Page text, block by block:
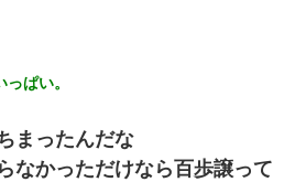
直ガチで嬉しい
逃げてきた。どう扱ったらいいのかわ
ぱい。
まったんだな
なかっただけなら百歩譲って